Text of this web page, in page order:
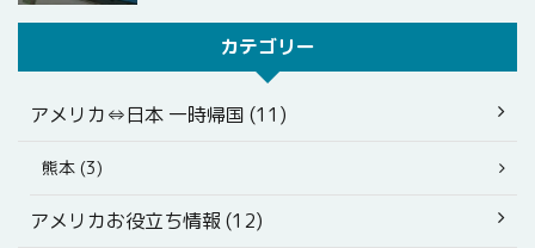
カテゴリー
アメリカ⇔日本 一時帰国 (11)
熊本 (3)
アメリカお役立ち情報 (12)